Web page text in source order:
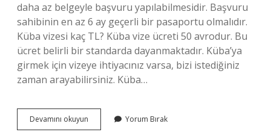
daha az belgeyle başvuru yapılabilmesidir. Başvuru
sahibinin en az 6 ay geçerli bir pasaportu olmalıdır.
Küba vizesi kaç TL? Küba vize ücreti 50 avrodur. Bu
ücret belirli bir standarda dayanmaktadır. Küba’ya
girmek için vizeye ihtiyacınız varsa, bizi istediğiniz
zaman arayabilirsiniz. Küba…
Devamını okuyun
Vize
Yorum Bırak